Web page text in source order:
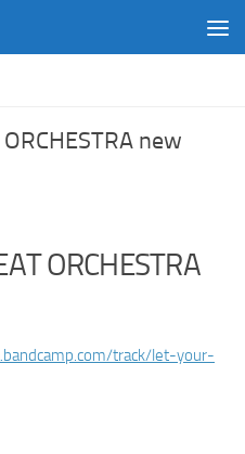
new
ORCHESTRA
bandcamp.com/track/let-your-